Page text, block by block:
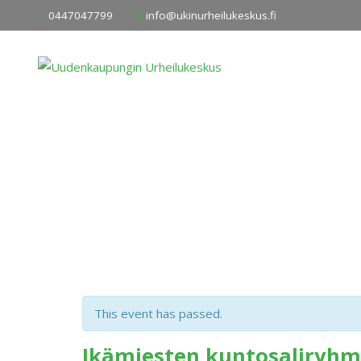
to
0447047799 info@ukinurheilukeskus.fi
This event has passed.
Ikämiesten